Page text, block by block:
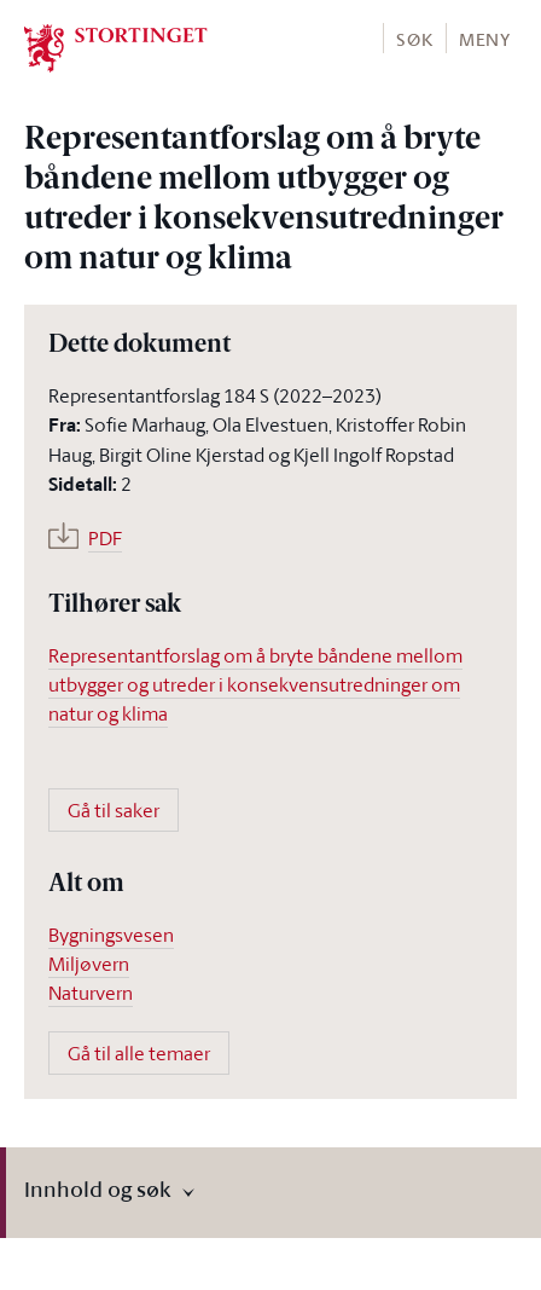
Stortinget.no
SØK MENY
Representantforslag om å bryte
båndene mellom utbygger og
utreder i konsekvensutredninger
om natur og klima
Dette dokument
Representantforslag 184 S (2022–2023)
Fra:Sofie Marhaug, Ola Elvestuen, Kristoffer Robin
Haug, Birgit Oline Kjerstad og Kjell Ingolf Ropstad
Sidetall: 2
PDF
Tilhører sak
Representantforslag om å bryte båndene mellom
utbygger og utreder i konsekvensutredninger om
natur og klima
Gå til saker
Alt om
Bygningsvesen
Miljøvern
Naturvern
Gå til alle temaer
Innhold og søk